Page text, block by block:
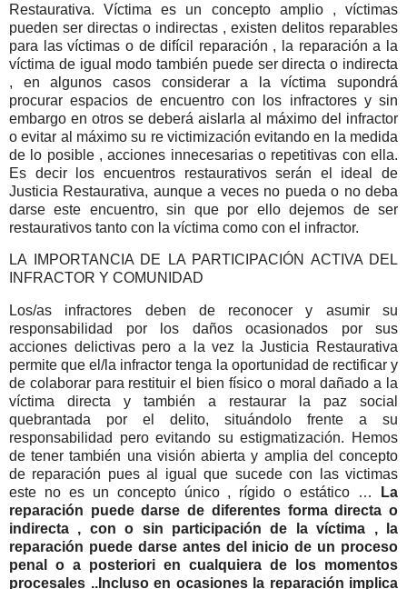
Restaurativa. Víctima es un concepto amplio , víctimas
pueden ser directas o indirectas , existen delitos reparables
para las víctimas o de difícil reparación , la reparación a la
víctima de igual modo también puede ser directa o indirecta
, en algunos casos considerar a la víctima supondrá
procurar espacios de encuentro con los infractores y sin
embargo en otros se deberá aislarla al máximo del infractor
o evitar al máximo su re victimización evitando en la medida
de lo posible , acciones innecesarias o repetitivas con ella.
Es decir los encuentros restaurativos serán el ideal de
Justicia Restaurativa, aunque a veces no pueda o no deba
darse este encuentro, sin que por ello dejemos de ser
restaurativos tanto con la víctima como con el infractor.
LA IMPORTANCIA DE LA PARTICIPACIÓN ACTIVA DEL
INFRACTOR Y COMUNIDAD
Los/as infractores deben de reconocer y asumir su
responsabilidad por los daños ocasionados por sus
acciones delictivas pero a la vez la Justicia Restaurativa
permite que el/la infractor tenga la oportunidad de rectificar y
de colaborar para restituir el bien físico o moral dañado a la
víctima directa y también a restaurar la paz social
quebrantada por el delito, situándolo frente a su
responsabilidad pero evitando su estigmatización. Hemos
de tener también una visión abierta y amplia del concepto
de reparación pues al igual que sucede con las victimas
este no es un concepto único , rígido o estático …
La
reparación puede darse de diferentes forma directa o
indirecta , con o sin participación de la víctima , la
reparación puede darse antes del inicio de un proceso
penal o a posteriori en cualquiera de los momentos
procesales ..Incluso en ocasiones la reparación implica